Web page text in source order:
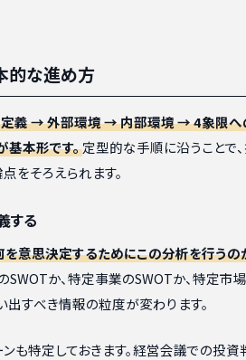
的な進め方
定義 → 外部環境 → 内部環境 → 4象限へ
本形です。定型的な手順に沿うことで
をそろえられます。
する
を意思決定するためにこの分析を行うの
SWOTか、特定事業のSWOTか、特定市
出すべき情報の粒度が変わります。
も特定しておきます。経営会議での投資